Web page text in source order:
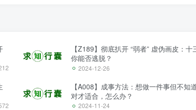
【Z189】彻底扒开 “弱者” 虚伪画皮：十
你能否逃脱？
2024-12-26
【A008】成事方法：想做一件事但不知
对才适合，怎么办？
2024-11-24